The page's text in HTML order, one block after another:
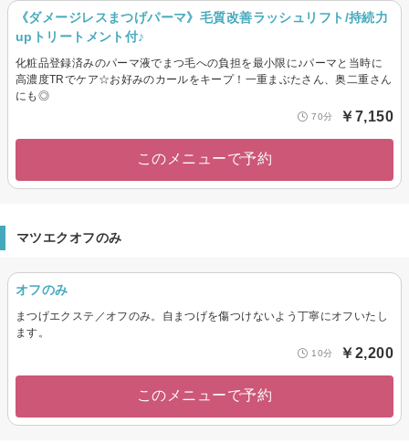
《ダメージレスまつげパーマ》毛質改善ラッシュリフト/持続力
upトリートメント付♪
化粧品登録済みのパーマ液でまつ毛への負担を最小限に♪パーマと当時に
高濃度TRでケア☆お好みのカールをキープ！一重まぶたさん、奥二重さん
にも◎
70分 ￥7,150
このメニューで予約
マツエクオフのみ
オフのみ
まつげエクステ／オフのみ。自まつげを傷つけないよう丁寧にオフいたし
ます。
10分 ￥2,200
このメニューで予約